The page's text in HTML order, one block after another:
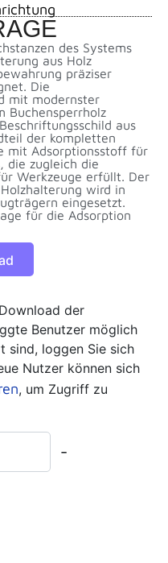
des Systems
aus Holz
präziser
Die
mit modernster
Buchensperrholz
aus
der kompletten
mit Adsorptionsstoff für
die zugleich die
Werkzeuge erfüllt. Der
wird in
eingesetzt.
für die Adsorption
der
Benutzer möglich
sind, loggen Sie sich
Nutzer können sich
, um Zugriff zu
-